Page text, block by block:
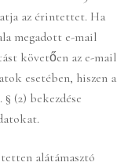
az érintettet. Ha
megadott e-mail
követően az e-mail
esetében, hiszen a
(2) bekezdése
alátámasztó